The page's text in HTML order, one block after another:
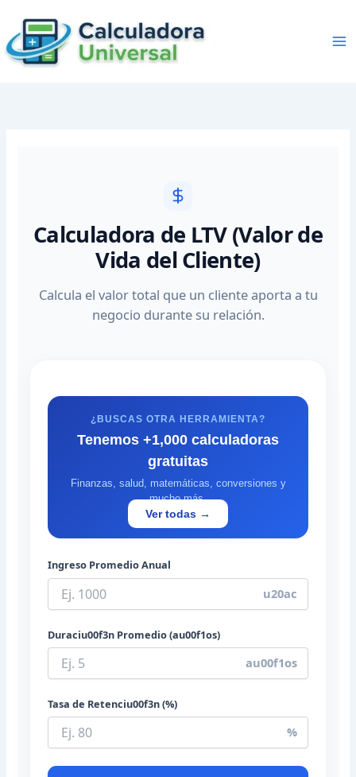
content
Calculadora de LTV (Valor de
Vida del Cliente)
Calcula el valor total que un cliente aporta a tu
negocio durante su relación.
¿BUSCAS OTRA HERRAMIENTA?
Tenemos +1,000 calculadoras
gratuitas
Finanzas, salud, matemáticas, conversiones y
mucho más.
Ver todas →
Ingreso Promedio Anual
u20ac
Duraciu00f3n Promedio (au00f1os)
au00f1os
Tasa de Retenciu00f3n (%)
%